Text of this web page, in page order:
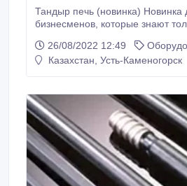
Тандыр печь (новинка) Новинка
бизнесменов, которые знают толк в бизнесе и
течении 2х месяцев!!! "KazEuroTech",
вашему вниманию новые
26/08/2022 12:49
Казахстан, Усть-Каменогорск